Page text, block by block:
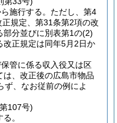
施行する。 ただし、第4
規定、第31条第2項の改
部分並びに別表第1の(2)
改正規定は同年5月2日か
管に係る収入役又は区
、改正後の広島市物品
ず、なお従前の例によ
107号)
。